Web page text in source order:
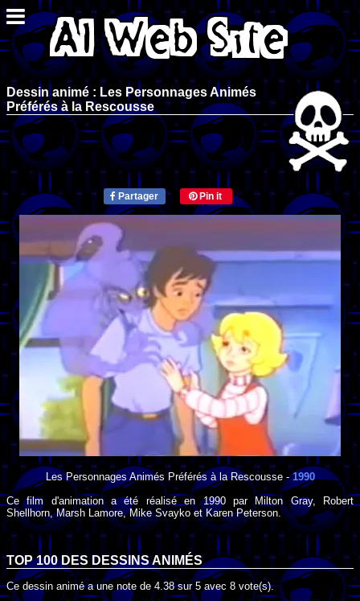
Dessin animé : Les Personnages Animés
Préférés à la Rescousse
Partager Pin it
Les Personnages Animés Préférés à la Rescousse-1990
Ce film d'animation a été réalisé en1990parMilton Gray,
Robert
Shellhorn,Marsh Lamore,Mike Svaykoet Karen Peterson .
TOP 100 DESDESSINS ANIMÉS
Ce dessin animé a une note de4.38sur5 avec 8 vote(s).